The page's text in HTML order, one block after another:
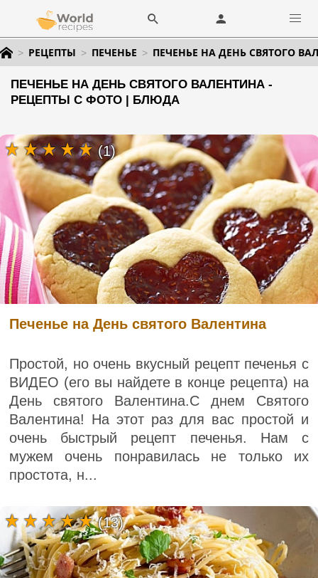
РЕЦЕПТЫ ПЕЧЕНЬЕ ПЕЧЕНЬЕ НА ДЕНЬ СВЯТОГО
ПЕЧЕНЬЕ НА ДЕНЬ СВЯТОГО ВАЛЕНТИНА -
РЕЦЕПТЫ С ФОТО | БЛЮДА
Печенье на День святого Валентина
Простой, но очень вкусный рецепт печенья с
ВИДЕО (его вы найдете в конце рецепта) на
День святого Валентина.С днем ​​Святого
Валентина! На этот раз для вас простой и
очень быстрый рецепт печенья. Нам с
мужем очень понравилась не только их
простота, н...
(1)
(13)